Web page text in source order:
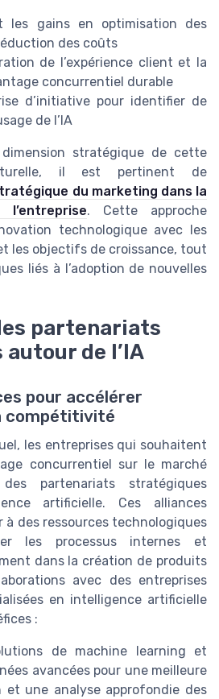
les gains en optimisation des
des coûts
de l’expérience client et la
concurrentiel durable
d’initiative pour identifier de
de l’IA
stratégique de cette
il est pertinent de
du marketing dans la
. Cette approche
technologique avec les
les objectifs de croissance, tout
liés à l’adoption de nouvelles
partenariats
de l’IA
pour accélérer
compétitivité
les entreprises qui souhaitent
concurrentiel sur le marché
partenariats stratégiques
artificielle. Ces alliances
à des ressources technologiques
les processus internes et
dans la création de produits
avec des entreprises
en intelligence artificielle
:
de machine learning et
avancées pour une meilleure
et une analyse approfondie des